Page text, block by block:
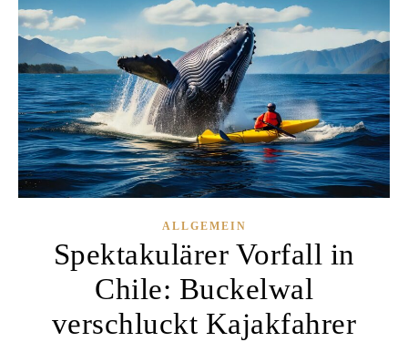
ALLGEMEIN
Spektakulärer Vorfall in
Chile: Buckelwal
verschluckt Kajakfahrer